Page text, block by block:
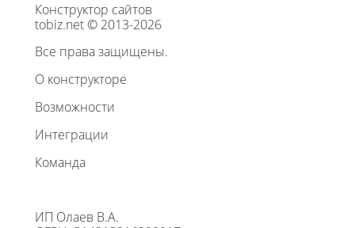
Конструктор сайтов
tobiz.net © 2013-2026
Все права защищены.
О конструкторе
Возможности
Интеграции
Команда
ИП Олаев В.А.